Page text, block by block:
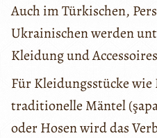
Auch im Türkischen,
Ukrainischen werden
Kleidung und
Für Kleidungsstücke wie
traditionelle Mäntel
oder Hosen wird das